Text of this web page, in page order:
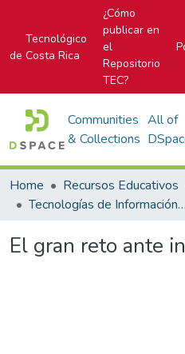
Tecnológico
de Costa Rica
¿Cómo
publicar en
el
Repositorio
TEC?
Communities
& Collections
All of
Home Recursos Educativos
Tecnologías de Información (TI)
El gran reto ante